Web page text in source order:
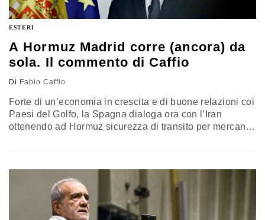
ESTERI
A Hormuz Madrid corre (ancora) da
sola. Il commento di Caffio
Di Fabio Caffio
Forte di un’economia in crescita e di buone relazioni coi
Paesi del Golfo, la Spagna dialoga ora con l’Iran
ottenendo ad Hormuz sicurezza di transito per mercantili
le radici della diversità spagnola, a volte in chiave
antistatunitense ed antisionista, che ora sembra essere
di supporto ad ambizioni geopolitiche che incrinano il
fronte occidentale